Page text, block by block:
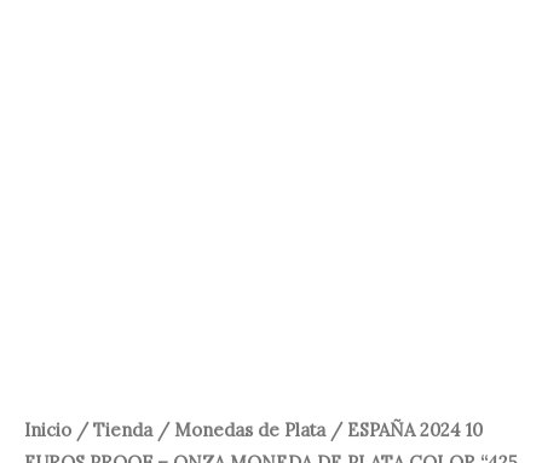
Inicio /Tienda/ Monedas de Plata/ ESPAÑA 2024 10